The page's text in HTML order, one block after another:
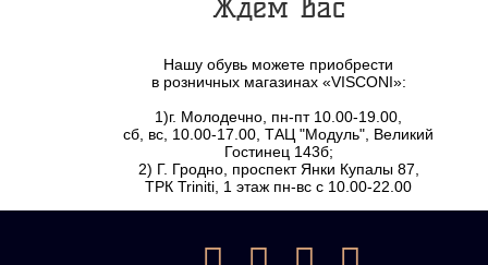
Нашу обувь можете приобрести
в розничных магазинах «VISCONI»:
1)г. Молодечно, пн-пт 10.00-19.00,
сб, вс, 10.00-17.00, ТАЦ "Модуль", Великий
Гостинец 143б;
2) Г. Гродно, проспект Янки Купалы 87,
ТРК Triniti, 1 этаж пн-вс с 10.00-22.00